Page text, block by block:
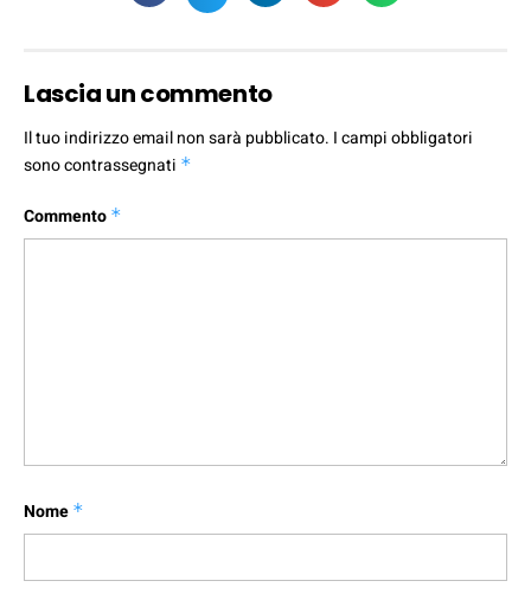
Lascia un commento
Il tuo indirizzo email non sarà pubblicato. I campi obbligatori
sono contrassegnati *
Commento *
Nome *